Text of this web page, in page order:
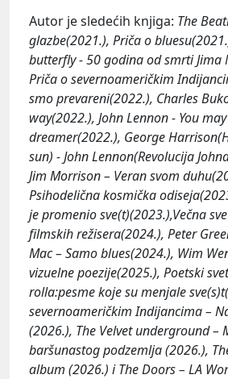
Autor je sledećih knjiga: The
glazbe(2021.), Priča o
butterfly - 50 godina od smrti Jima
Priča o severnoameričkim
smo prevareni(2022.), Charles
way(2022.), John Lennon - You may
dreamer(2022.), George
sun) - John Lennon(Revolucija
Jim Morrison – Veran svom
Psihodelična kosmička
je promenio sve(t)(2023.),Večna
filmskih režisera(2024.), Peter
Mac – Samo blues(2024.), Wim
vizuelne poezije(2025.), Poetski
rolla:pesme koje su menjale
severnoameričkim Indijancima –
(2026.), The Velvet underground –
baršunastog podzemlja (2026.),
album (2026.) i The Doors – LA